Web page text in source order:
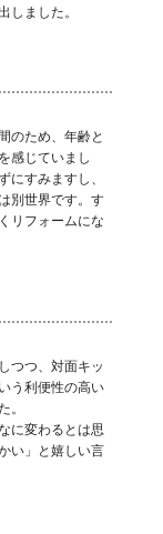
しました。
のため、年齢と
感じていまし
にすみますし、
別世界です。す
リフォームにな
つつ、対面キッ
う利便性の高い
。
に変わるとは思
い」と嬉しい言